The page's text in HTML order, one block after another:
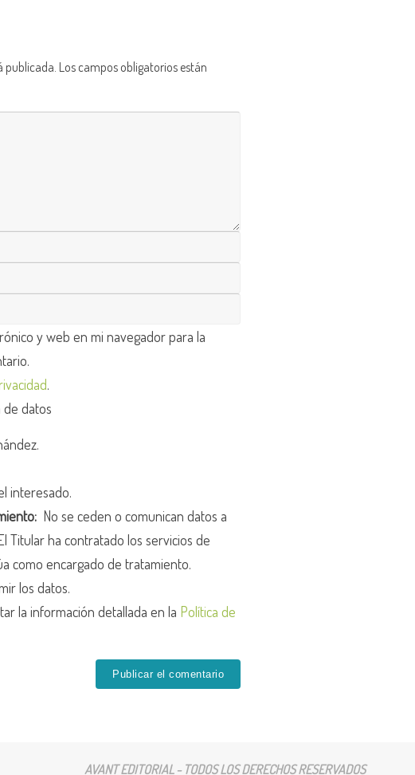
publicada. Los campos obligatorios están
y web en mi navegador para la
.
datos
interesado.
No se ceden o comunican datos a
Titular ha contratado los servicios de
como encargado de tratamiento.
los datos.
la información detallada en la Política de
AVANT EDITORIAL - TODOS LOS DERECHOS RESERVADOS